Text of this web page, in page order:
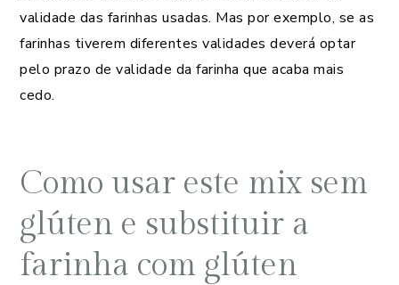
validade das farinhas usadas. Mas por exemplo, se as
farinhas tiverem diferentes validades deverá optar
pelo prazo de validade da farinha que acaba mais
cedo.
Como usar este mix sem
glúten e substituir a
farinha com glúten